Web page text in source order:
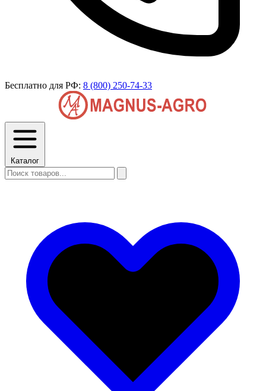
Бесплатно для РФ: 8 (800) 250-74-33
Каталог